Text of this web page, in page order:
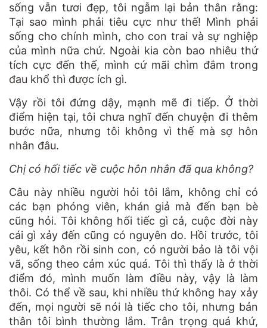
sống vẫn tươi đẹp, tôi ngẫm lại bản thân rằng:
Tại sao mình phải tiêu cực như thế! Mình phải
sống cho chính mình, cho con trai và sự nghiệp
của mình nữa chứ. Ngoài kia còn bao nhiêu thứ
tích cực đến thế, mình cứ mãi chìm đắm trong
đau khổ thì được ích gì.
Vậy rồi tôi đứng dậy, mạnh mẽ đi tiếp. Ở thời
điểm hiện tại, tôi chưa nghĩ đến chuyện đi thêm
bước nữa, nhưng tôi không vì thế mà sợ hôn
nhân đâu.
Chị có hối tiếc về cuộc hôn nhân đã qua không?
Câu này nhiều người hỏi tôi lắm, không chỉ có
các bạn phóng viên, khán giả mà đến bạn bè
cũng hỏi. Tôi không hối tiếc gì cả, cuộc đời này
cái gì xảy đến cũng có nguyên do. Hồi trước, tôi
yêu, kết hôn rồi sinh con, có người bảo là tôi vội
vã, sống theo cảm xúc quá. Tôi thì thấy là ở thời
điểm đó, mình muốn làm điều này, vậy là làm
thôi. Có thể về sau, khi nhiều thứ không hay xảy
đến, mọi người sẽ nói là tiếc cho tôi, nhưng bản
thân tôi bình thường lắm. Trân trọng quá khứ,